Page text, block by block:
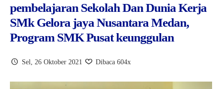
pembelajaran Sekolah Dan Dunia Kerja
SMk Gelora jaya Nusantara Medan,
Program SMK Pusat keunggulan
Sel, 26 Oktober 2021 Dibaca 604x